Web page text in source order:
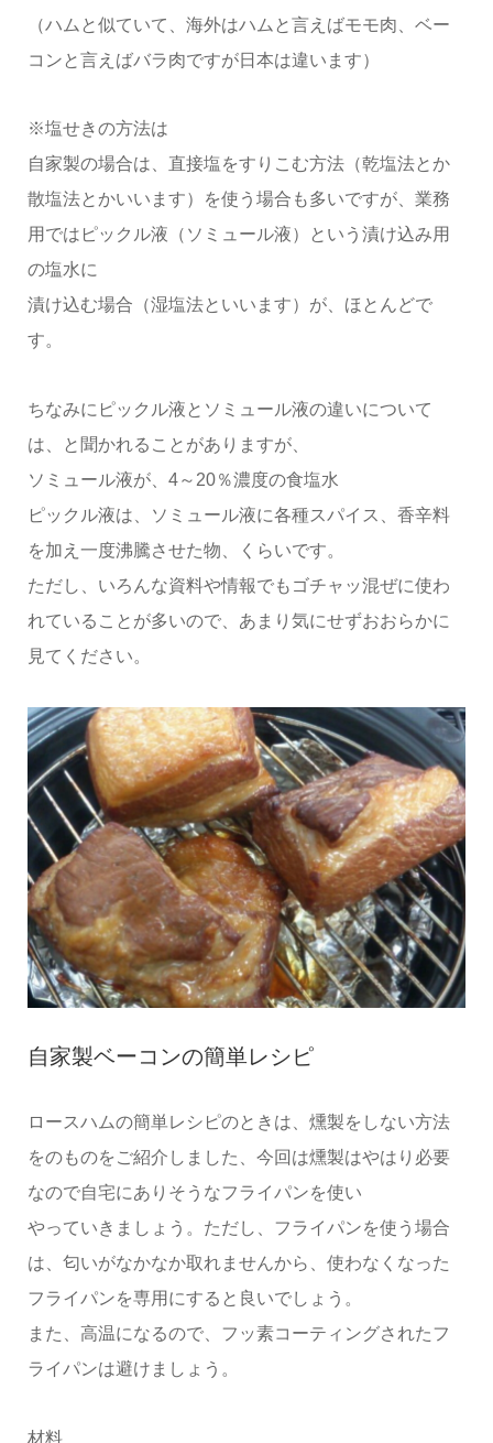
（ハムと似ていて、海外はハムと言えばモモ肉、ベー
コンと言えばバラ肉ですが日本は違います）
※塩せきの方法は
自家製の場合は、直接塩をすりこむ方法（乾塩法とか
散塩法とかいいます）を使う場合も多いですが、業務
用ではピックル液（ソミュール液）という漬け込み用
の塩水に
漬け込む場合（湿塩法といいます）が、ほとんどで
す。
ちなみにピックル液とソミュール液の違いについて
は、と聞かれることがありますが、
ソミュール液が、4～20％濃度の食塩水
ピックル液は、ソミュール液に各種スパイス、香辛料
を加え一度沸騰させた物、くらいです。
ただし、いろんな資料や情報でもゴチャッ混ぜに使わ
れていることが多いので、あまり気にせずおおらかに
見てください。
自家製ベーコンの簡単レシピ
ロースハムの簡単レシピのときは、燻製をしない方法
をのものをご紹介しました、今回は燻製はやはり必要
なので自宅にありそうなフライパンを使い
やっていきましょう。ただし、フライパンを使う場合
は、匂いがなかなか取れませんから、使わなくなった
フライパンを専用にすると良いでしょう。
また、高温になるので、フッ素コーティングされたフ
ライパンは避けましょう。
材料